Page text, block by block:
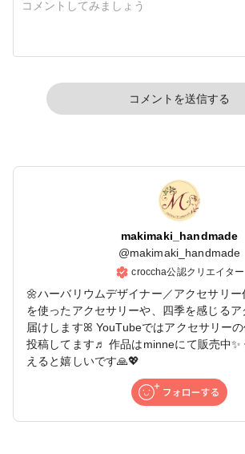
コメントを送信する
makimaki_handmade
@makimaki_handmade
croccha公認クリエイター
🌼ハーバリウムデザイナー／アクセサリ
を使ったアクセサリーや、四季を感じる
届けしますꕤ YouTubeではアクセサリー
投稿してます♬ 作品はminneにて販売中✨
えると嬉しいです🙏💖